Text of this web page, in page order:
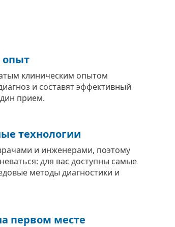
опыт
клиническим опытом
и составят эффективный
прием.
технологии
и инженерами, поэтому
для вас доступны самые
методы диагностики и
первом месте